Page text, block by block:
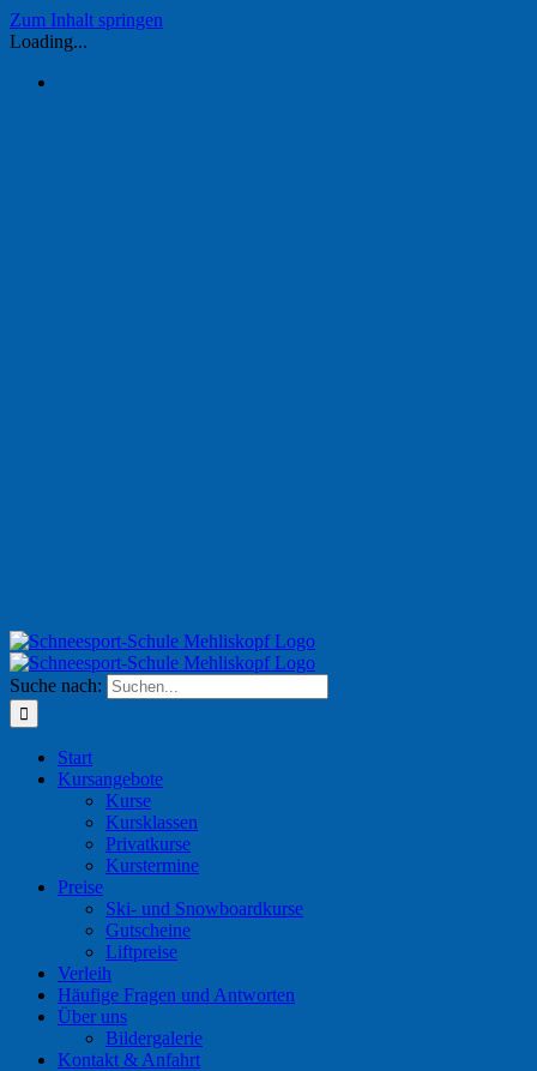
Zum Inhalt springen
Loading...
Suche nach:
Start
Kursangebote
Kurse
Kursklassen
Privatkurse
Kurstermine
Preise
Ski- und Snowboardkurse
Gutscheine
Liftpreise
Verleih
Häufige Fragen und Antworten
Über uns
Bildergalerie
Kontakt & Anfahrt